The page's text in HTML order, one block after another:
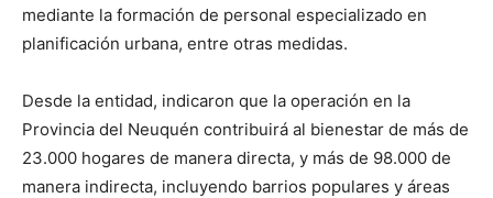
mediante la formación de personal especializado en
planificación urbana, entre otras medidas.
Desde la entidad, indicaron que la operación en la
Provincia del Neuquén contribuirá al bienestar de más de
23.000 hogares de manera directa, y más de 98.000 de
manera indirecta, incluyendo barrios populares y áreas